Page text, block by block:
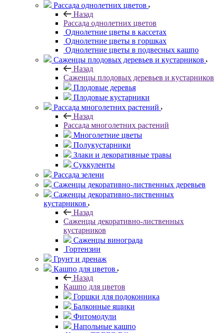
Рассада однолетних цветов
Назад
Рассада однолетних цветов
Однолетние цветы в кассетах
Однолетние цветы в горшках
Однолетние цветы в подвесных кашпо
Саженцы плодовых деревьев и кустарников
Назад
Саженцы плодовых деревьев и кустарников
Плодовые деревья
Плодовые кустарники
Рассада многолетних растений
Назад
Рассада многолетних растений
Многолетние цветы
Полукустарники
Злаки и декоративные травы
Суккуленты
Рассада зелени
Саженцы декоративно-лиственных деревьев
Саженцы декоративно-лиственных
кустарников
Назад
Саженцы декоративно-лиственных
кустарников
Саженцы винограда
Гортензии
Грунт и дренаж
Кашпо для цветов
Назад
Кашпо для цветов
Горшки для подоконника
Балконные ящики
Фитомодули
Напольные кашпо